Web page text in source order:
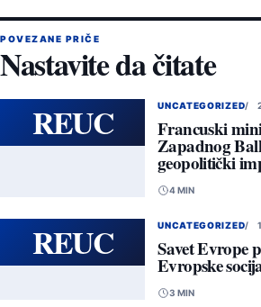
POVEZANE PRIČE
Nastavite da čitate
REUC
UNCATEGORIZED
Francuski
Zapadnog
geopolitički
4 MIN
REUC UNCATEGORIZED
Savet Evrope
Evropske
3 MIN